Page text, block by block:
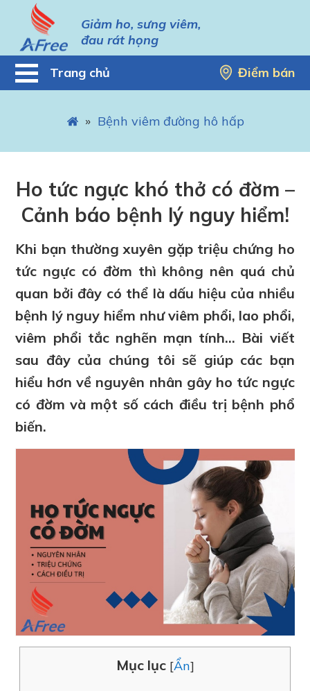
Giảm ho, sưng viêm,
đau rát họng
Trang chủ Điểm bán
» Bệnh viêm đường hô hấp
Ho tức ngực khó thở có đờm –
Cảnh báo bệnh lý nguy hiểm!
Khi bạn thường xuyên gặp triệu chứng ho
tức ngực có đờm thì không nên quá chủ
quan bởi đây có thể là dấu hiệu của nhiều
bệnh lý nguy hiểm như viêm phổi, lao phổi,
viêm phổi tắc nghẽn mạn tính… Bài viết
sau đây của chúng tôi sẽ giúp các bạn
hiểu hơn về nguyên nhân gây ho tức ngực
có đờm và một số cách điều trị bệnh phổ
biến.
Mục lục [Ẩn]